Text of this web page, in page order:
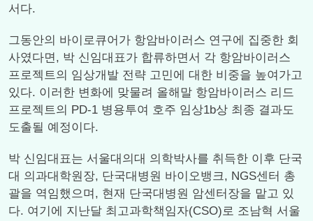
서다.
그동안의 바이로큐어가 항암바이러스 연구에 집중한 회
사였다면, 박 신임대표가 합류하면서 각 항암바이러스
프로젝트의 임상개발 전략 고민에 대한 비중을 높여가고
있다. 이러한 변화에 맞물려 올해말 항암바이러스 리드
프로젝트의 PD-1 병용투여 호주 임상1b상 최종 결과도
도출될 예정이다.
박 신임대표는 서울대의대 의학박사를 취득한 이후 단국
대 의과대학원장, 단국대병원 바이오뱅크, NGS센터 총
괄을 역임했으며, 현재 단국대병원 암센터장을 맡고 있
다. 여기에 지난달 최고과학책임자(CSO)로 조남혁 서울